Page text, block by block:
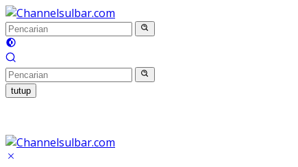
Langsung
ke
konten
tutup